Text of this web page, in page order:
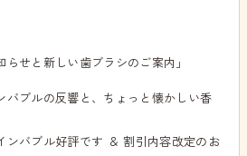
らせと新しい歯ブラシのご案内」
バブルの反響と、ちょっと懐かしい香
ンバブル好評です ＆ 割引内容改定のお